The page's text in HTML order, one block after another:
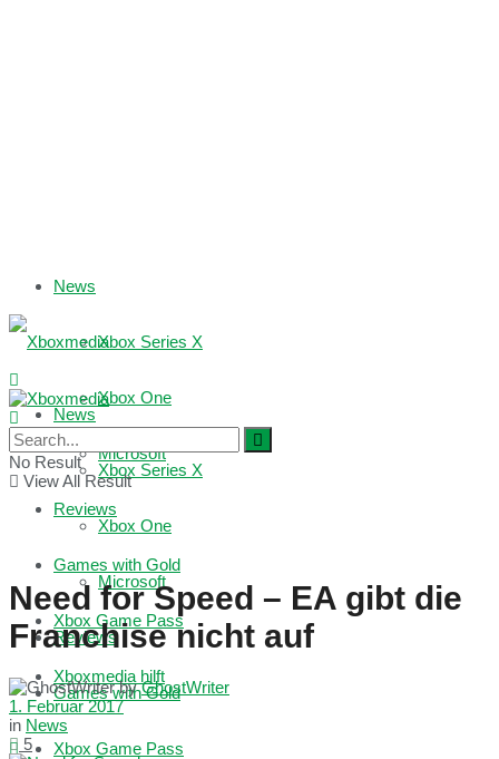
News
Xbox Series X
Xbox One
Microsoft
Reviews
Games with Gold
Xbox Game Pass
Xboxmedia hilft
News
Xbox Series X
Xbox One
Microsoft
Reviews
Games with Gold
Xbox Game Pass
No Result
View All Result
Need for Speed – EA gibt die
Franchise nicht auf
by GhostWriter
1. Februar 2017
in News
5